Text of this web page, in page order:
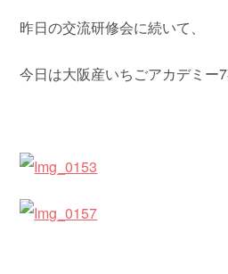
昨日の交流研修会に続いて、
今日は大阪産いちごアカデミー7